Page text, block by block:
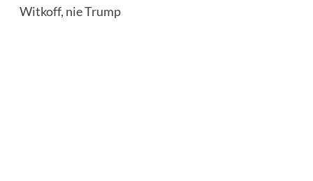
Witkoff, nie Trump